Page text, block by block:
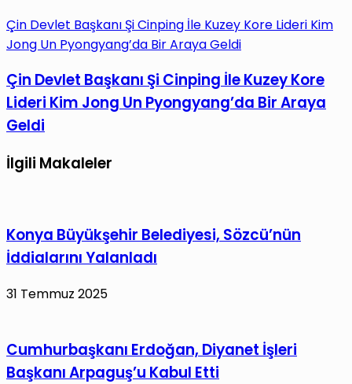
Çin Devlet Başkanı Şi Cinping İle Kuzey Kore Lideri Kim
Jong Un Pyongyang’da Bir Araya Geldi
Çin Devlet Başkanı Şi Cinping İle Kuzey Kore
Lideri Kim Jong Un Pyongyang’da Bir Araya
Geldi
İlgili Makaleler
Konya Büyükşehir Belediyesi, Sözcü’nün
İddialarını Yalanladı
31 Temmuz 2025
Cumhurbaşkanı Erdoğan, Diyanet İşleri
Başkanı Arpaguş’u Kabul Etti